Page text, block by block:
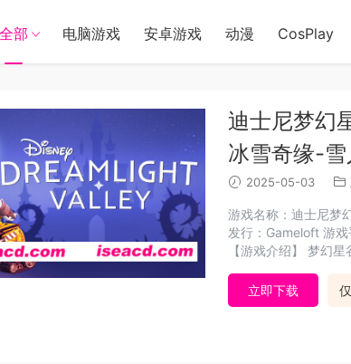
全部 电脑游戏 安卓游戏 动漫 CosPlay
迪士尼梦幻
冰雪奇缘-雪
2025-05-03
游戏名称：迪士尼梦幻星谷 英文名称：Disney Dreamlight Valley 游戏类型：模拟经营SIM
发行：Gameloft 游戏平台：PC,XBOX ONE,XBOXSERIESX 游戏语言：中文,英文,日文,其他 发售日期：2022-09-06
【游戏
立即下载